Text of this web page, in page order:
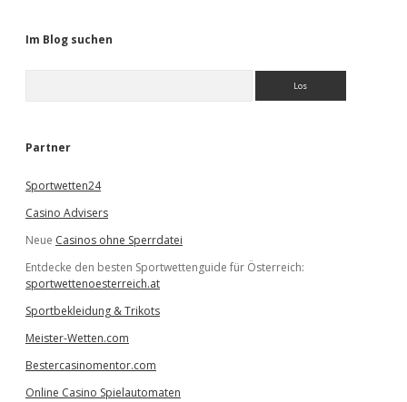
Im Blog suchen
e
Partner
Sportwetten24
Casino Advisers
Neue Casinos ohne Sperrdatei
Entdecke den besten Sportwettenguide für Österreich:
sportwettenoesterreich.at
Sportbekleidung & Trikots
Meister-Wetten.com
Bestercasinomentor.com
Online Casino Spielautomaten